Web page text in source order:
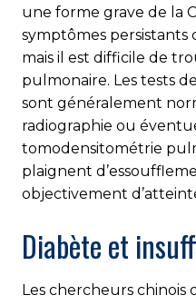
une forme grave de la
symptômes
mais il est difficile de
pulmonaire. Les tests
sont généralement
radiographie ou
tomodensitométrie
plaignent
objectivement
Diabète et
Les chercheurs